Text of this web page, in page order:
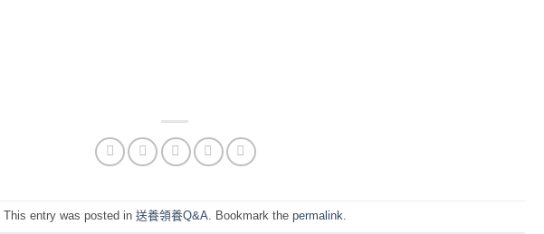
This entry was posted in 送養領養Q&A. Bookmark the permalink.